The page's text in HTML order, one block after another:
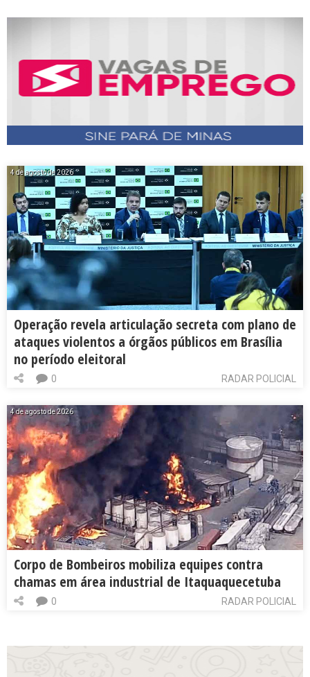
4 de agosto de 2026
Operação revela articulação secreta com plano de
ataques violentos a órgãos públicos em Brasília
no período eleitoral
RADAR POLICIAL
0
4 de agosto de 2026
Corpo de Bombeiros mobiliza equipes contra
chamas em área industrial de Itaquaquecetuba
RADAR POLICIAL
0